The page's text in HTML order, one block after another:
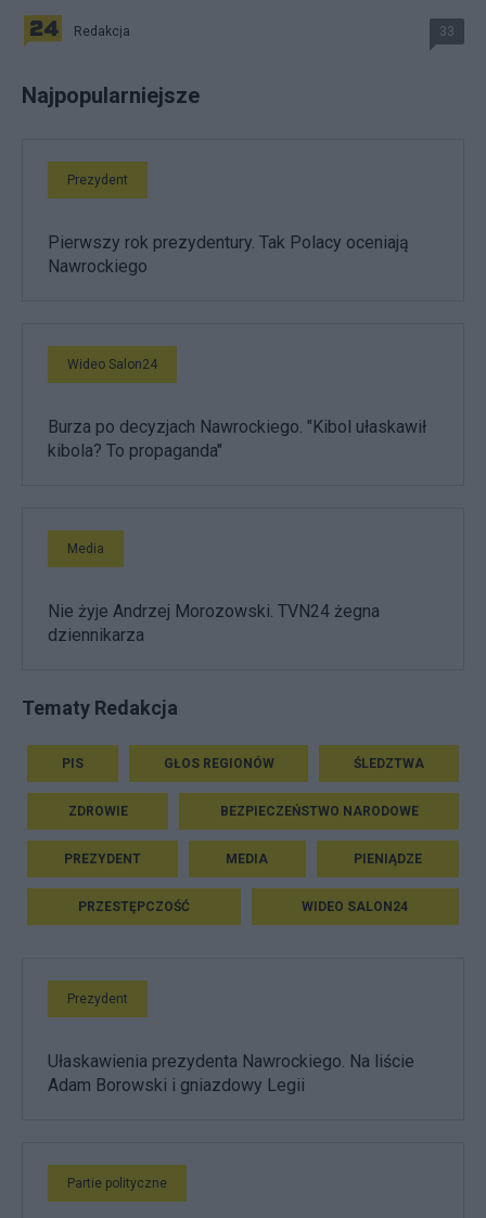
Redakcja 33
Najpopularniejsze
Prezydent
Pierwszy rok prezydentury. Tak Polacy oceniają
Nawrockiego
Wideo Salon24
Burza po decyzjach Nawrockiego. "Kibol ułaskawił
kibola? To propaganda"
Media
Nie żyje Andrzej Morozowski. TVN24 żegna
dziennikarza
Tematy Redakcja
PIS GŁOS REGIONÓW ŚLEDZTWA
ZDROWIE BEZPIECZEŃSTWO NARODOWE
PREZYDENT MEDIA PIENIĄDZE
PRZESTĘPCZOŚĆ WIDEO SALON24
Prezydent
Ułaskawienia prezydenta Nawrockiego. Na liście
Adam Borowski i gniazdowy Legii
Partie polityczne